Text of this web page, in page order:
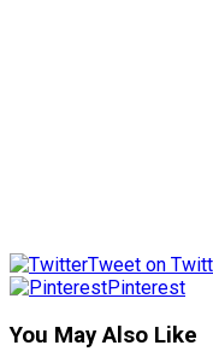
Tweet on
Pinterest
You May Also Like